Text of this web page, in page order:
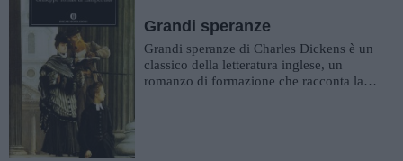
Grandi speranze
Grandi speranze di Charles Dickens è un
classico della letteratura inglese, un
romanzo di formazione che racconta la